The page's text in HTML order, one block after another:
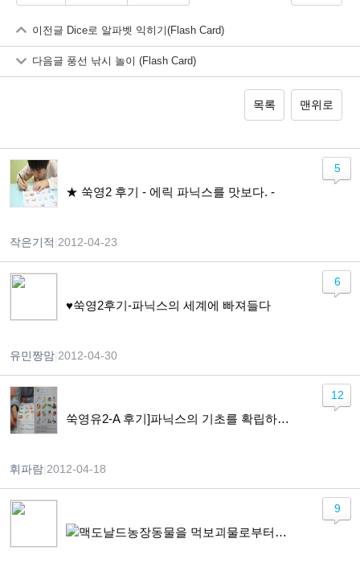
이전글 Dice로 알파벳 익히기(Flash Card)
다음글 풍선 낚시 놀이 (Flash Card)
목록 맨위로
★ 쑥영2 후기 - 에릭 파닉스를 맛보다. -
작은기적 2012-04-23
5
♥쑥영2후기-파닉스의 세계에 빠져들다
유민짱맘 2012-04-30
6
쑥영유2-A 후기]파닉스의 기초를 확립하고 읽기와 쓰기 기반을 확실히 다져줍니다.
휘파람 2012-04-18
12
맥도날드농장동물을 먹보괴물로부터구하라.
9